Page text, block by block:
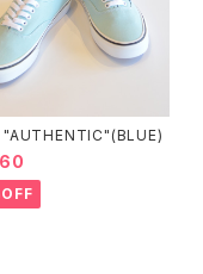
"AUTHENTIC"(BLUE)